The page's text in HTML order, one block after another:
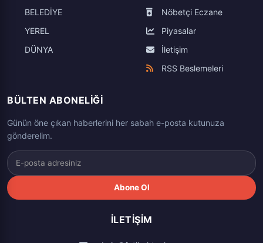
BELEDİYE
YEREL
DÜNYA
Nöbetçi Eczane
Piyasalar
İletişim
RSS Beslemeleri
BÜLTEN ABONELIĞI
Günün öne çıkan haberlerini her sabah e-posta kutunuza
gönderelim.
Abone Ol
İLETIŞIM